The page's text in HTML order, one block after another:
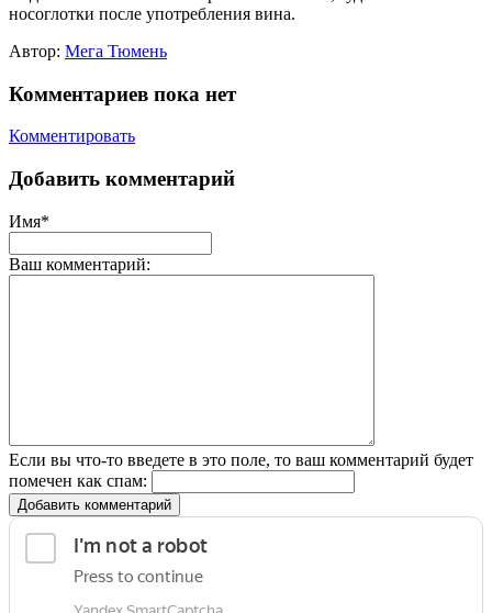
носоглотки после употребления вина.
Автор: Мега Тюмень
Комментариев пока нет
Комментировать
Добавить комментарий
Имя*
Ваш комментарий:
Если вы что-то введете в это поле, то ваш комментарий будет
помечен как спам:
Добавить комментарий